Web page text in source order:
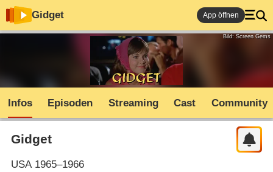
Gidget App öffnen
Bild: Screen Gems
Infos Episoden Streaming Cast Community
Gidget
USA1965–1966